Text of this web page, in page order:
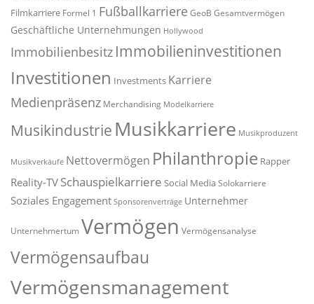
Filmkarriere Formel 1 Fußballkarriere GeoB Gesamtvermögen
Geschäftliche Unternehmungen Hollywood
Immobilienbesitz Immobilieninvestitionen
Investitionen Investments Karriere
Medienpräsenz Merchandising Modelkarriere
Musikindustrie Musikkarriere Musikproduzent
Musikverkäufe Nettovermögen Philanthropie Rapper
Reality-TV Schauspielkarriere Social MediaSolokarriere
Soziales Engagement Sponsorenverträge Unternehmer
UnternehmertumVermögen Vermögensanalyse
Vermögensaufbau
Vermögensmanagement